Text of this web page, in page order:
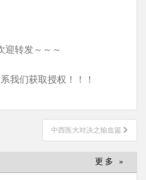
迎转发～～～
我们获取授权！！！
中西医大对决之输血篇
更多 »